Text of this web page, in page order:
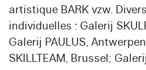
artistique BARK vzw.
individuelles : Galerij
Galerij PAULUS,
SKILLTEAM, Brussel;